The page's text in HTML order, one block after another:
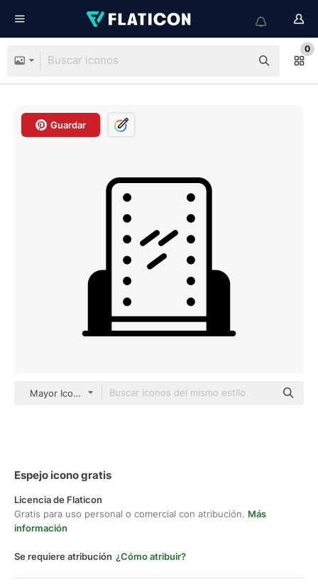
0
Guardar
Mayor Icons black fill
Espejo icono gratis
Licencia de Flaticon
Gratis para uso personal o comercial con atribución. Más
información
Se requiere atribución ¿Cómo atribuir?